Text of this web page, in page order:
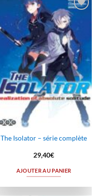
Ajouter
wishlist
The Isolator – série complète
29,40€
AJOUTER AU PANIER